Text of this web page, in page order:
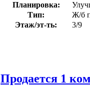
Планировка:
Тип:
Ж/б
Этаж/эт-ть:
3/9
Продается 1